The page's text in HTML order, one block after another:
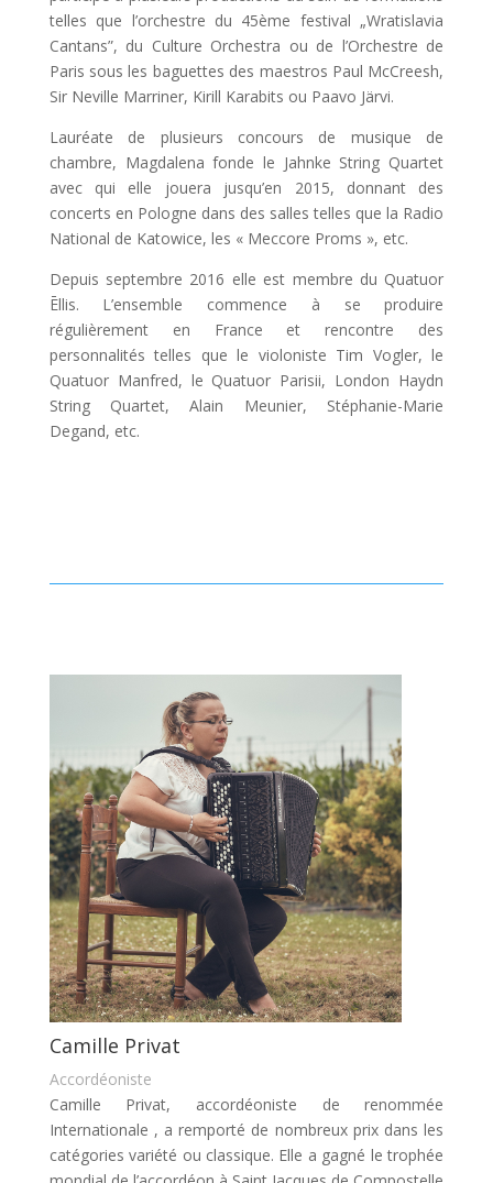
telles que l’orchestre du 45ème festival „Wratislavia
Cantans”, du Culture Orchestra ou de l’Orchestre de
Paris sous les baguettes des maestros Paul McCreesh,
Sir Neville Marriner, Kirill Karabits ou Paavo Järvi.
Lauréate de plusieurs concours de musique de
chambre, Magdalena fonde le Jahnke String Quartet
avec qui elle jouera jusqu’en 2015, donnant des
concerts en Pologne dans des salles telles que la Radio
National de Katowice, les « Meccore Proms », etc.
Depuis septembre 2016 elle est membre du Quatuor
Ēllis. L’ensemble commence à se produire
régulièrement en France et rencontre des
personnalités telles que le violoniste Tim Vogler, le
Quatuor Manfred, le Quatuor Parisii, London Haydn
String Quartet, Alain Meunier, Stéphanie-Marie
Degand, etc.
Camille Privat
Accordéoniste
Camille Privat, accordéoniste de renommée
Internationale , a remporté de nombreux prix dans les
catégories variété ou classique. Elle a gagné le trophée